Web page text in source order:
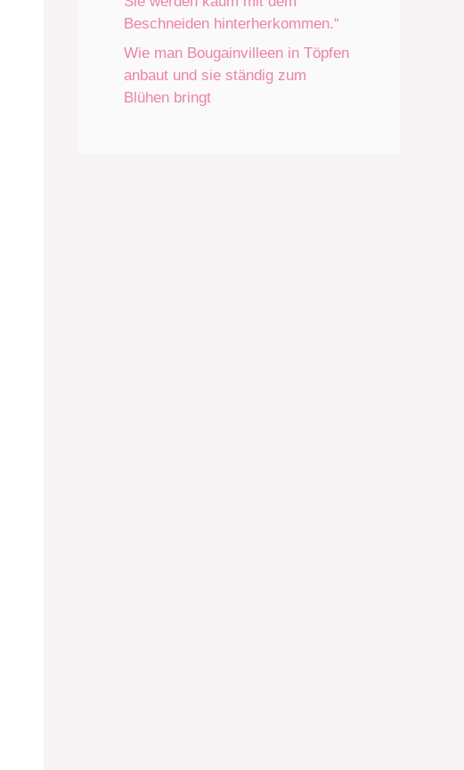
Beschneiden hinterherkommen.“
Wie man Bougainvilleen in Töpfen
anbaut und sie ständig zum
Blühen bringt